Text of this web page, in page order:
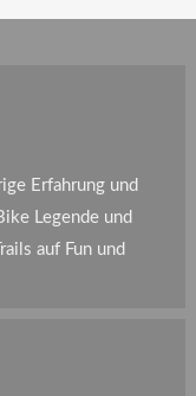
Erfahrung und
Legende und
auf Fun und